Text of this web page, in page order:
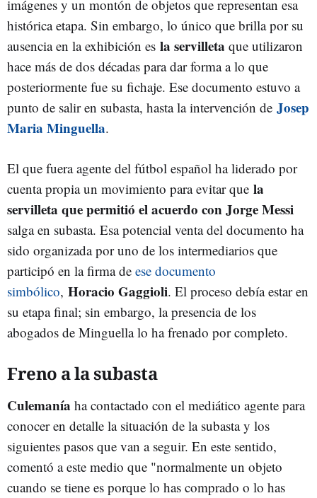
imágenes y un montón de objetos que representan esa
histórica etapa. Sin embargo, lo único que brilla por su
ausencia en la exhibición es la servilleta que utilizaron
hace más de dos décadas para dar forma a lo que
posteriormente fue su fichaje. Ese documento estuvo a
punto de salir en subasta, hasta la intervención de Josep
Maria Minguella.
El que fuera agente del fútbol español ha liderado por
cuenta propia un movimiento para evitar que la
servilleta que permitió el acuerdo con Jorge Messi
salga en subasta. Esa potencial venta del documento ha
sido organizada por uno de los intermediarios que
participó en la firma de ese documento
simbólico, Horacio Gaggioli. El proceso debía estar en
su etapa final; sin embargo, la presencia de los
abogados de Minguella lo ha frenado por completo.
Freno a la subasta
Culemanía ha contactado con el mediático agente para
conocer en detalle la situación de la subasta y los
siguientes pasos que van a seguir. En este sentido,
comentó a este medio que "normalmente un objeto
cuando se tiene es porque lo has comprado o lo has